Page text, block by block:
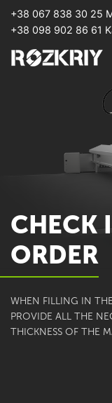
+38 067 838 30 25
+38 098 902 86 61
CHECK
ORDER
WHEN FILLING IN
PROVIDE ALL THE
THICKNESS OF THE